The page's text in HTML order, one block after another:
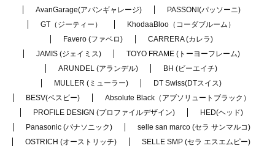
AvanGarage(アバンギャレージ)
PASSONI(パッソーニ)
GT（ジーティー）
KhodaaBloo（コーダブルーム）
Favero (ファベロ)
CARRERA (カレラ)
JAMIS (ジェイミス)
TOYO FRAME (トーヨーフレーム)
ARUNDEL (アランデル)
BH (ビーエイチ)
MULLER (ミューラー)
DT Swiss(DTスイス)
BESV(ベスビー)
Absolute Black（アブソリュートブラック）
PROFILE DESIGN (プロファイルデザイン)
HED(ヘッド)
Panasonic (パナソニック)
selle san marco (セラ サンマルコ)
OSTRICH (オーストリッチ)
SELLE SMP (セラ エスエムピー)